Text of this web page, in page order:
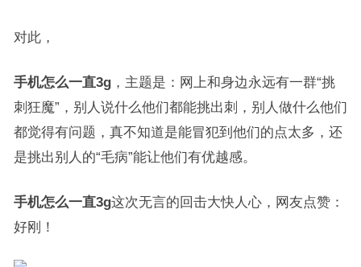
对此，
手机怎么一直3g，主题是：网上和身边永远有一群“挑
刺狂魔”，别人说什么他们都能挑出刺，别人做什么他们
都觉得有问题，真不知道是能冒犯到他们的点太多，还
是挑出别人的“毛病”能让他们有优越感。
手机怎么一直3g这次无言的回击大快人心，网友点赞：
好刚！